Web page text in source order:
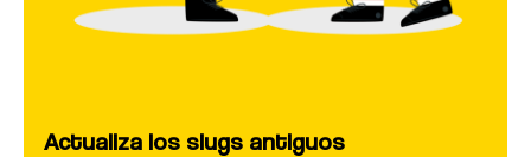
Actualiza los slugs antiguos